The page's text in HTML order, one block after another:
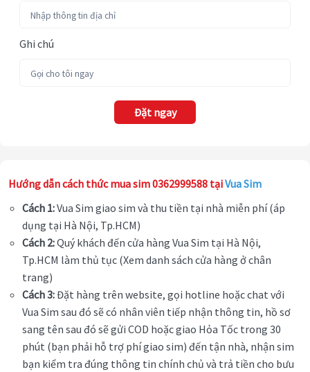
Ghi chú
Đặt ngay
Hướng dẫn cách thức mua sim 0362999588 tạiVua Sim
Cách 1:Vua Sim giao sim và thu tiền tại nhà miễn phí (áp
dụng tại Hà Nội, Tp.HCM)
Cách 2:Quý khách đến cửa hàng Vua Sim tại Hà Nội,
Tp.HCM làm thủ tục (Xem danh sách cửa hàng ở chân
trang)
Cách 3:Đặt hàng trên website, gọi hotline hoặc chat với
Vua Sim sau đó sẽ có nhân viên tiếp nhận thông tin, hồ sơ
sang tên sau đó sẽ gửi COD hoặc giao Hỏa Tốc trong 30
phút (bạn phải hỗ trợ phí giao sim) đến tận nhà, nhận sim
bạn kiểm tra đúng thông tin chính chủ và trả tiền cho bưu